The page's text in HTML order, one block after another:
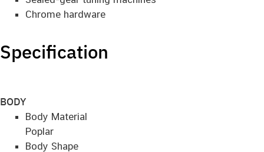
Chrome hardware
Specification
BODY
Body Material
Poplar
Body Shape